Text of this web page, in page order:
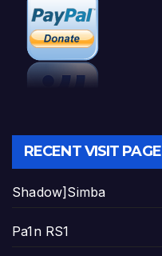
RECENT VISIT PAGE
Shadow]Simba
Pa1n RS1